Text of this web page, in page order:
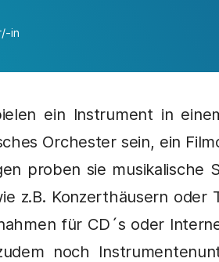
in
ein Instrument in
Orchester sein, ein
proben sie musikalische
z.B. Konzerthäusern
für CD´s oder
noch